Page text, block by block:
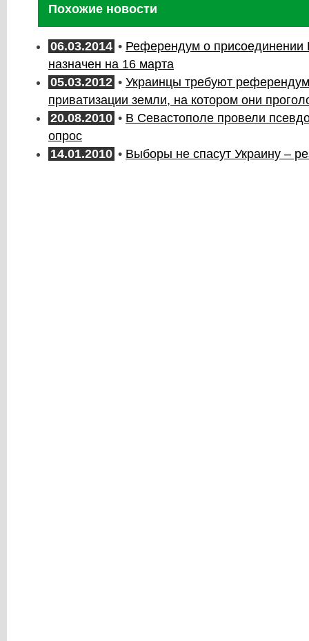
Похожие новости
06.03.2014 • Референдум о присоединении
назначен на 16 марта
05.03.2012 • Украинцы требуют
приватизации земли, на котором они
20.08.2010 • В Севастополе провели
опрос
14.01.2010 • Выборы не спасут Украину –